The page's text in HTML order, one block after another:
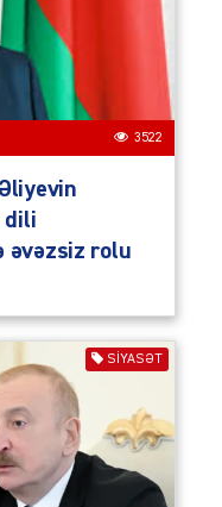
3522
dili
əvəzsiz rolu
SIYASƏT